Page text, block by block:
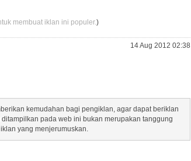
membuat iklan ini populer.)
14 Aug 2012 02:38
kemudahan bagi pengiklan, agar dapat beriklan
pada web ini bukan merupakan tanggung
yang menjerumuskan.